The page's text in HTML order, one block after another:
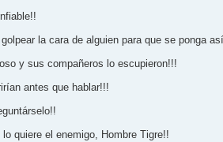
la cara de alguien para que se ponga
y sus compañeros lo escupieron!!!
antes que hablar!!!
lo quiere el enemigo, Hombre Tigre!!